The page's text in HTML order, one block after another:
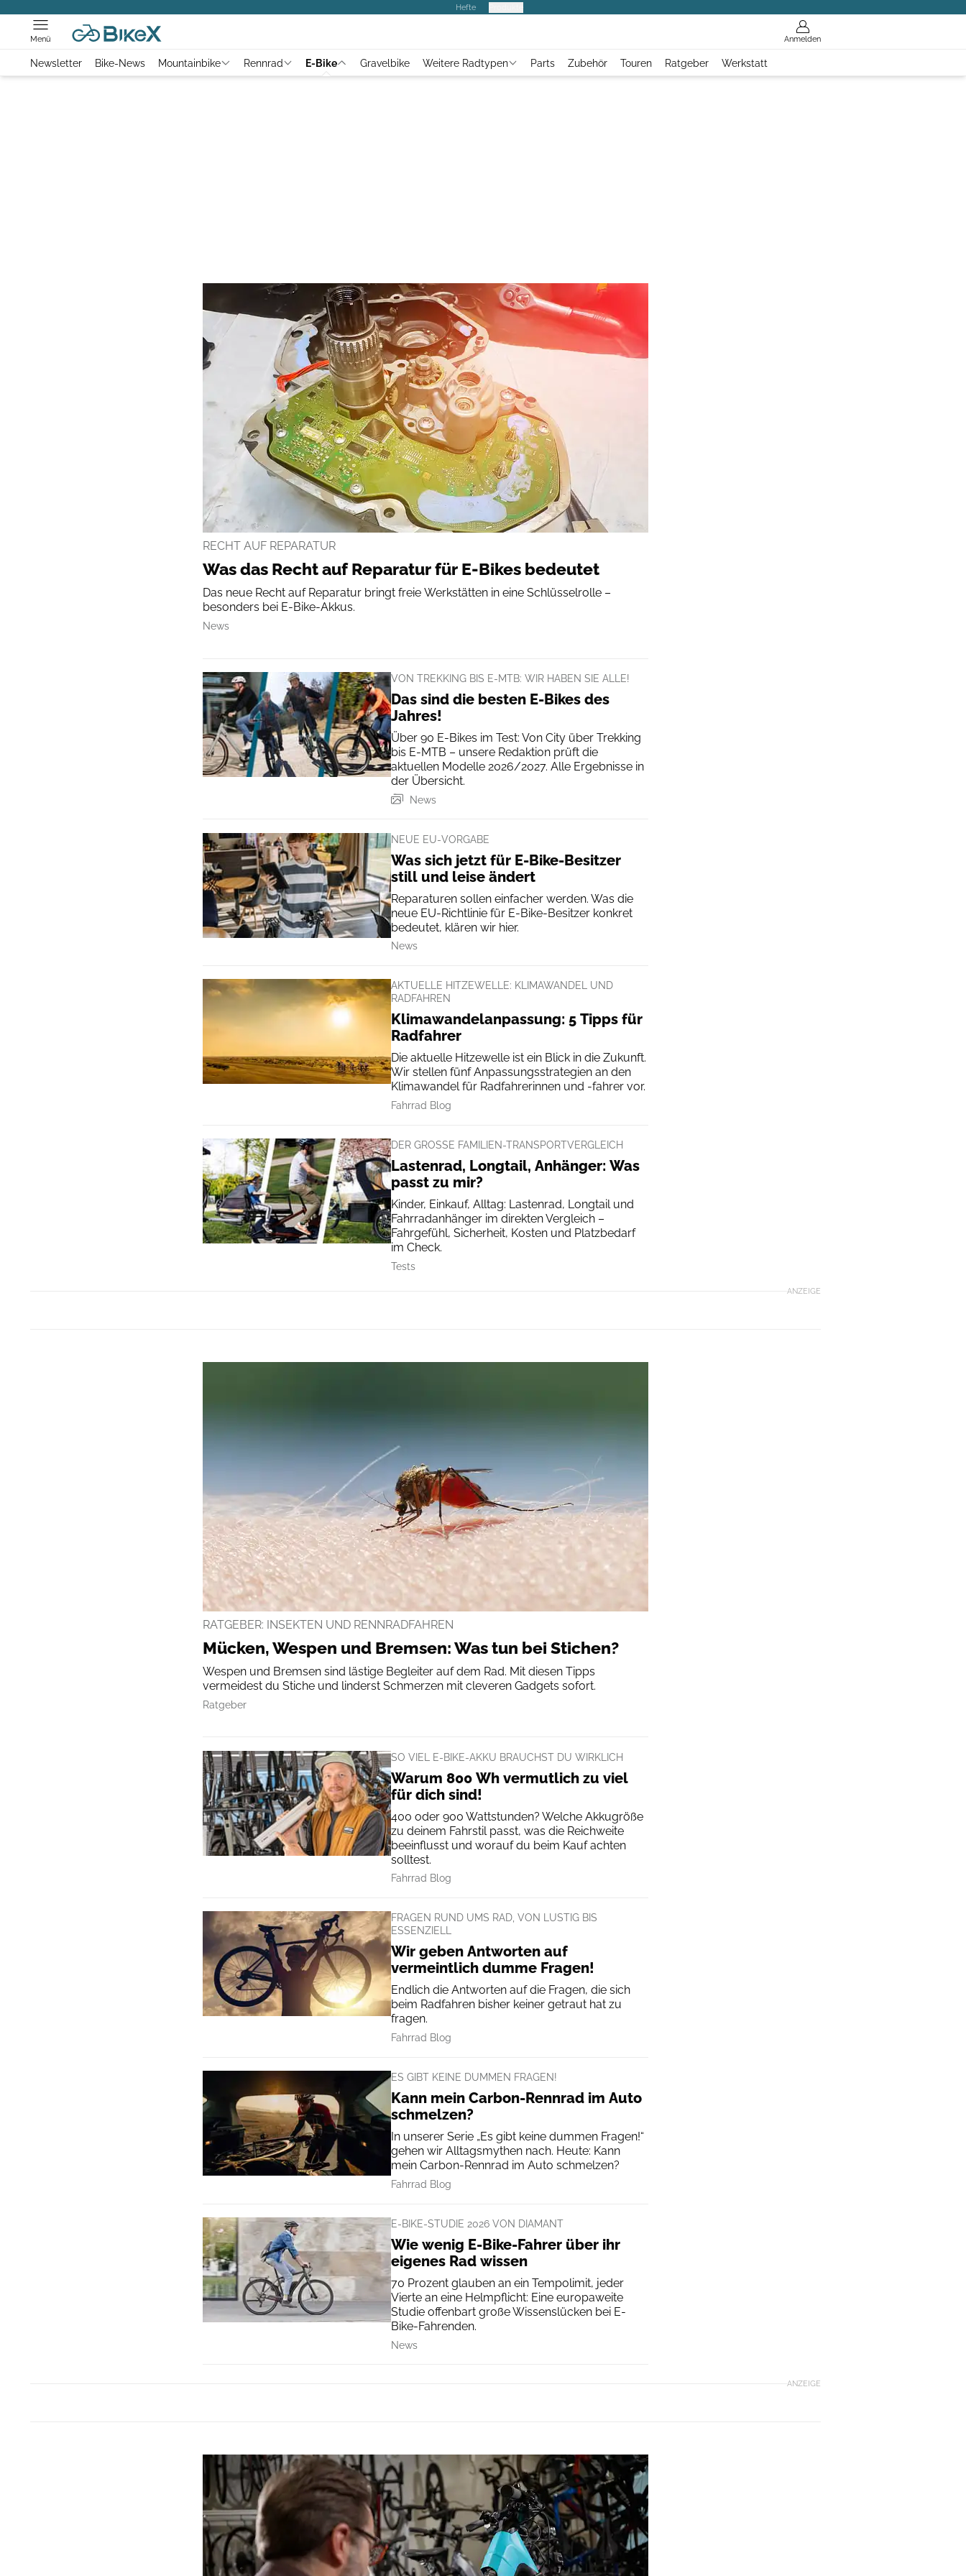
Hefte
Anmelden
Menü
Newsletter Bike-News Mountainbike Rennrad E-Bike Gravelbike Weitere Radtypen Parts Zubehör Touren Ratgeber Werkstatt
RECHT AUF REPARATUR
Was das Recht auf Reparatur für E-Bikes bedeutet
Das neue Recht auf Reparatur bringt freie Werkstätten in eine Schlüsselrolle –
besonders bei E-Bike-Akkus.
News
VON TREKKING BIS E-MTB: WIR HABEN SIE ALLE!
Das sind die besten E-Bikes des
Jahres!
Über 90 E-Bikes im Test: Von City über Trekking
bis E-MTB – unsere Redaktion prüft die
aktuellen Modelle 2026/2027. Alle Ergebnisse in
der Übersicht.
News
NEUE EU-VORGABE
Was sich jetzt für E-Bike-Besitzer
still und leise ändert
Reparaturen sollen einfacher werden. Was die
neue EU-Richtlinie für E-Bike-Besitzer konkret
bedeutet, klären wir hier.
News
AKTUELLE HITZEWELLE: KLIMAWANDEL UND
RADFAHREN
Klimawandelanpassung: 5 Tipps für
Radfahrer
Die aktuelle Hitzewelle ist ein Blick in die Zukunft.
Wir stellen fünf Anpassungsstrategien an den
Klimawandel für Radfahrerinnen und -fahrer vor.
Fahrrad Blog
DER GROSSE FAMILIEN-TRANSPORTVERGLEICH
Lastenrad, Longtail, Anhänger: Was
passt zu mir?
Kinder, Einkauf, Alltag: Lastenrad, Longtail und
Fahrradanhänger im direkten Vergleich –
Fahrgefühl, Sicherheit, Kosten und Platzbedarf
im Check.
Tests
ANZEIGE
RATGEBER: INSEKTEN UND RENNRADFAHREN
Mücken, Wespen und Bremsen: Was tun bei Stichen?
Wespen und Bremsen sind lästige Begleiter auf dem Rad. Mit diesen Tipps
vermeidest du Stiche und linderst Schmerzen mit cleveren Gadgets sofort.
Ratgeber
SO VIEL E-BIKE-AKKU BRAUCHST DU WIRKLICH
Warum 800 Wh vermutlich zu viel
für dich sind!
400 oder 900 Wattstunden? Welche Akkugröße
zu deinem Fahrstil passt, was die Reichweite
beeinflusst und worauf du beim Kauf achten
solltest.
Fahrrad Blog
FRAGEN RUND UMS RAD, VON LUSTIG BIS
ESSENZIELL
Wir geben Antworten auf
vermeintlich dumme Fragen!
Endlich die Antworten auf die Fragen, die sich
beim Radfahren bisher keiner getraut hat zu
fragen.
Fahrrad Blog
ES GIBT KEINE DUMMEN FRAGEN!
Kann mein Carbon-Rennrad im Auto
schmelzen?
In unserer Serie „Es gibt keine dummen Fragen!“
gehen wir Alltagsmythen nach. Heute: Kann
mein Carbon-Rennrad im Auto schmelzen?
Fahrrad Blog
E-BIKE-STUDIE 2026 VON DIAMANT
Wie wenig E-Bike-Fahrer über ihr
eigenes Rad wissen
70 Prozent glauben an ein Tempolimit, jeder
Vierte an eine Helmpflicht: Eine europaweite
Studie offenbart große Wissenslücken bei E-
Bike-Fahrenden.
News
ANZEIGE